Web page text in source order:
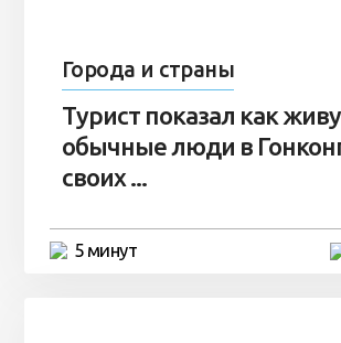
Города и страны
Турист показал как
обычные люди в
своих ...
5 минут